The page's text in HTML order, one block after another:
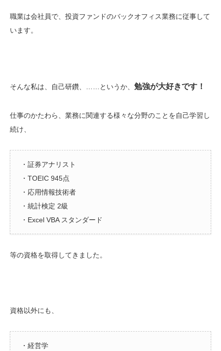
職業は会社員で、投資ファンドのバックオフィス業務に従事して
います。
そんな私は、自己研鑽、……というか、 勉強が大好きです！
仕事のかたわら、業務に関連する様々な分野のことを自己学習し
続け、
・証券アナリスト
・TOEIC 945点
・応用情報技術者
・統計検定 2級
・Excel VBA スタンダード
等の資格を取得してきました。
資格以外にも、
・経営学